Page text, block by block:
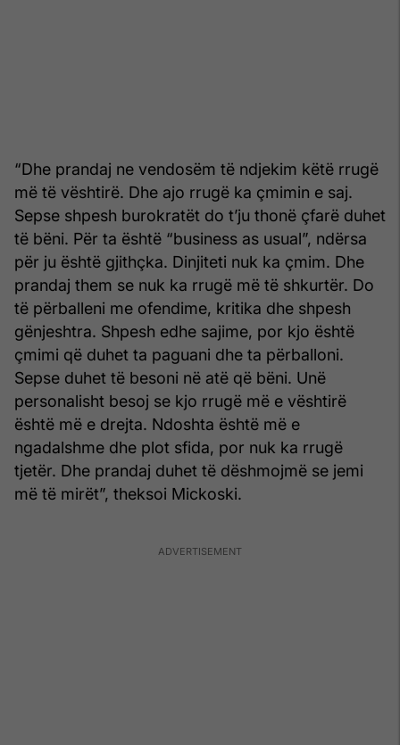
“Dhe prandaj ne vendosëm të ndjekim këtë rrugë
më të vështirë. Dhe ajo rrugë ka çmimin e saj.
Sepse shpesh burokratët do t’ju thonë çfarë duhet
të bëni. Për ta është “business as usual”, ndërsa
për ju është gjithçka. Dinjiteti nuk ka çmim. Dhe
prandaj them se nuk ka rrugë më të shkurtër. Do
të përballeni me ofendime, kritika dhe shpesh
gënjeshtra. Shpesh edhe sajime, por kjo është
çmimi që duhet ta paguani dhe ta përballoni.
Sepse duhet të besoni në atë që bëni. Unë
personalisht besoj se kjo rrugë më e vështirë
është më e drejta. Ndoshta është më e
ngadalshme dhe plot sfida, por nuk ka rrugë
tjetër. Dhe prandaj duhet të dëshmojmë se jemi
më të mirët”, theksoi Mickoski.